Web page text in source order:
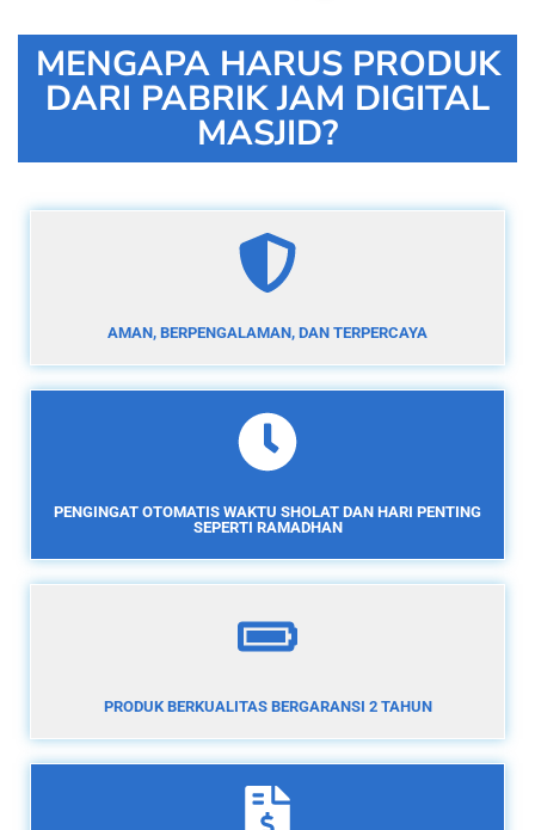
MENGAPA HARUS PRODUK
DARI PABRIK JAM DIGITAL
MASJID?
AMAN, BERPENGALAMAN, DAN TERPERCAYA
PENGINGAT OTOMATIS WAKTU SHOLAT DAN HARI PENTING
SEPERTI RAMADHAN
PRODUK BERKUALITAS BERGARANSI 2 TAHUN